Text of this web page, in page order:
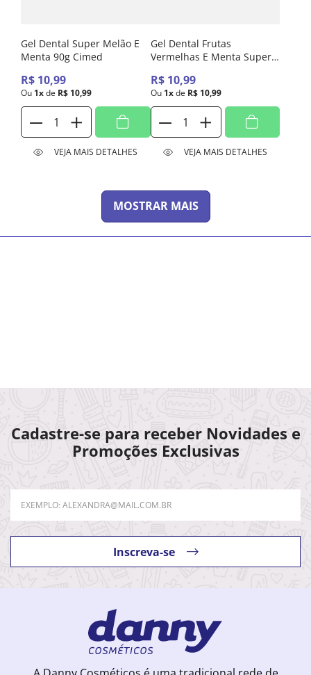
Gel Dental Super Melão E
Menta 90g Cimed
R$ 10,99
Ou 1xde R$ 10,99
VEJA MAIS DETALHES
Gel Dental Frutas
Vermelhas E Menta Super
R$ 10,99
Ou 1x de R$ 10,99
VEJA MAIS DETALHES
MOSTRAR MAIS
Cadastre-se para receber Novidades e
Promoções Exclusivas
Inscreva-se